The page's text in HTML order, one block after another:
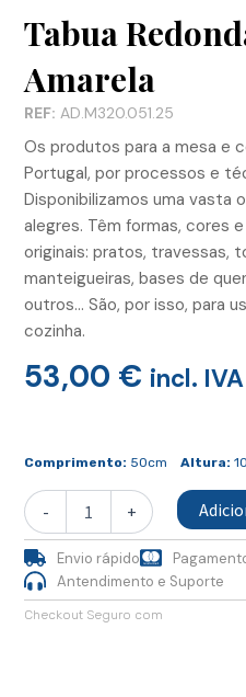
Tabua
Amarela
REF: AD.M320.051.25
Os produtos para a mesa e
Portugal, por processos e
Disponibilizamos uma vasta
alegres. Têm formas, cores
originais: pratos, travessas,
manteigueiras, bases de
outros… São, por isso, para
cozinha.
53,00 € incl. IVA
Comprimento: 50cm Altura:
-
Tabua
Redonda
Madeira
Amarela
+
Envio rápido
Antendimento e Suporte
Checkout Seguro com